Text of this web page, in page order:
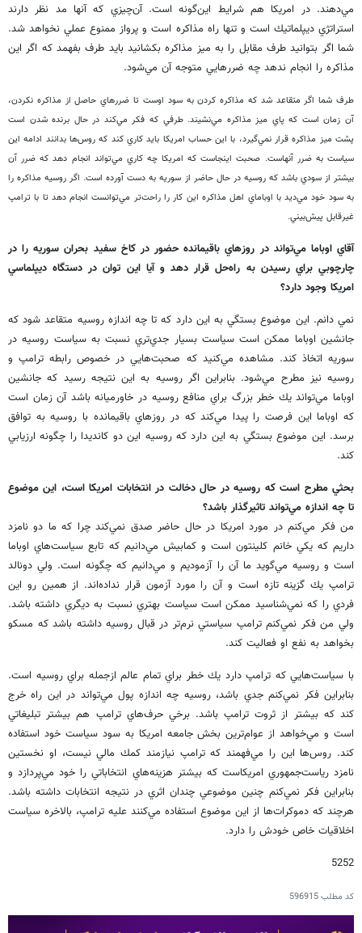
مي‌دهند. در امريكا هم شرايط اين‌گونه است. آن‌چيزي كه آنها مد نظر دارند
استراتژي ديپلماتيك است و تنها راه مذاكره است و پرواز ممنوع عملي نخواهد شد.
شما اگر بتوانيد طرف مقابل را به ميز مذاكره بكشانيد بايد طرف بفهمد كه اگر اين
مذاكره را انجام ندهد چه ضررهايي متوجه آن مي‌شود.
طرف شما اگر متقاعد شد كه مذاكره كردن به سود اوست تا ضررهاي حاصل از مذاكره نكردن،
آن زمان است كه پاي ميز مذاكره مي‌نشيند. طرفي كه فكر مي‌كند در حال برنده شدن است
پشت ميز مذاكره قرار نمي‌گيرد، با اين حساب امريكا بايد كاري كند كه روس‌ها بدانند ادامه اين
سياست به ضرر آنهاست. صحبت اينجاست كه امريكا چه كاري مي‌تواند انجام دهد كه ضرر آن
بيشتر از سودي باشد كه روسيه در حال حاضر از سوريه به دست آورده است. اگر روسيه مذاكره را
به سود خود مي‌ديد با اوباماي اهل مذاكره اين كار را راحت‌تر مي‌توانست انجام دهد تا با ترامپ
غيرقابل پيش‌بيني.
آقاي اوباما مي‌تواند در روزهاي باقيمانده حضور در كاخ سفيد بحران سوريه را در
چارچوبي براي رسيدن به راه‌حل قرار دهد و آيا اين توان در دستگاه ديپلماسي
امريكا وجود دارد؟
نمي دانم. اين موضوع بستگي به اين دارد كه تا چه اندازه روسيه متقاعد شود كه
جانشين اوباما ممكن است سياست بسيار جدي‌تري نسبت به سياست روسيه در
سوريه اتخاذ كند. مشاهده مي‌كنيد كه صحبت‌هايي در خصوص رابطه ترامپ و
روسيه نيز مطرح مي‌شود. بنابراين اگر روسيه به اين نتيجه رسيد كه جانشين
اوباما مي‌تواند يك خطر بزرگ براي منافع روسيه در خاورميانه باشد آن زمان است
كه اوباما اين فرصت را پيدا مي‌كند كه در روزهاي باقيمانده با روسيه به توافق
برسد. اين موضوع بستگي به اين دارد كه روسيه اين دو كانديدا را چگونه ارزيابي
كند.
بحثي مطرح است كه روسيه در حال دخالت در انتخابات امريكا است، اين موضوع
تا چه اندازه مي‌تواند تاثيرگذار باشد؟
من فكر مي‌كنم در مورد امريكا در حال حاضر صدق نمي‌كند چرا كه ما دو نامزد
داريم كه يكي خانم كلينتون است و كمابيش مي‌دانيم كه تابع سياست‌هاي اوباما
است و روسيه مي‌گويد ما آن را آزموديم و مي‌دانيم كه چگونه است. ولي دونالد
ترامپ يك گزينه تازه است و آن را مورد آزمون قرار نداده‌اند. از همين رو اين
فردي را كه نمي‌شناسيد ممكن است سياست بهتري نسبت به ديگري داشته باشد.
ولي من فكر نمي‌كنم ترامپ سياستي نرم‌تر در قبال روسيه داشته باشد كه مسكو
بخواهد به نفع او فعاليت كند.
با سياست‌هايي كه ترامپ دارد يك خطر براي تمام عالم ازجمله براي روسيه است.
بنابراين فكر نمي‌كنم جدي باشد، روسيه چه اندازه پول مي‌تواند در اين راه خرج
كند كه بيشتر از ثروت ترامپ باشد. برخي حرف‌هاي ترامپ هم بيشتر تبليغاتي
است و مي‌خواهد از عوام‌ترين بخش جامعه امريكا به سود سياست خود استفاده
كند. روس‌ها اين را مي‌فهمند كه ترامپ نيازمند كمك مالي نيست، او نخستين
نامزد رياست‌جمهوري امريكاست كه بيشتر هزينه‌هاي انتخاباتي را خود مي‌پردازد و
بنابراين فكر نمي‌كنم چنين موضوعي چندان اثري در نتيجه انتخابات داشته باشد.
هرچند كه دموكرات‌ها از اين موضوع استفاده مي‌كنند عليه ترامپ، بالاخره سياست
اخلاقيات خاص خودش را دارد.
5252
کد مطلب596915